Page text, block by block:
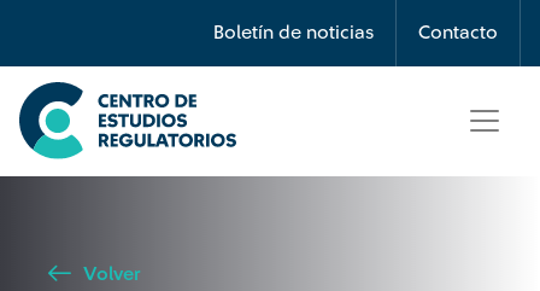
Boletín de noticias Contacto
Búsqueda
Seleccione país
Volver